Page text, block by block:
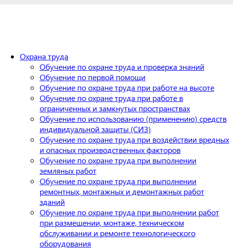
Охрана труда
Обучение по охране труда и проверка знаний
Обучение по первой помощи
Обучение по охране труда при работе на высоте
Обучение по охране труда при работе в
ограниченных и замкнутых пространствах
Обучение по использованию (применению) средств
индивидуальной защиты (СИЗ)
Обучение по охране труда при воздействии вредных
и опасных производственных факторов
Обучение по охране труда при выполнении
земляных работ
Обучение по охране труда при выполнении
ремонтных, монтажных и демонтажных работ
зданий
Обучение по охране труда при выполнении работ
при размещении, монтаже, техническом
обслуживании и ремонте технологического
оборудования